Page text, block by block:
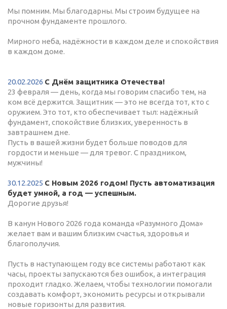
Мы помним. Мы благодарны. Мы строим будущее на
прочном фундаменте прошлого.
Мирного неба, надёжности в каждом деле и спокойствия
в каждом доме.
20.02.2026 С Днём защитника Отечества!
23 февраля — день, когда мы говорим спасибо тем, на
ком всё держится. Защитник — это не всегда тот, кто с
оружием. Это тот, кто обеспечивает тыл: надёжный
фундамент, спокойствие близких, уверенность в
завтрашнем дне.
Пусть в вашей жизни будет больше поводов для
гордости и меньше — для тревог. С праздником,
мужчины!
30.12.2025 С Новым 2026 годом! Пусть автоматизация
будет умной, а год — успешным.
Дорогие друзья!
В канун Нового 2026 года команда «Разумного Дома»
желает вам и вашим близким счастья, здоровья и
благополучия.
Пусть в наступающем году все системы работают как
часы, проекты запускаются без ошибок, а интеграция
проходит гладко. Желаем, чтобы технологии помогали
создавать комфорт, экономить ресурсы и открывали
новые горизонты для развития.